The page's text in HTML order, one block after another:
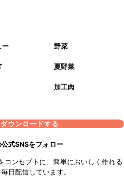
ー 野菜
夏野菜
加工肉
ウンロードする
式SNSをフォロー
コンセプトに、簡単においしく作れる
日配信しています。